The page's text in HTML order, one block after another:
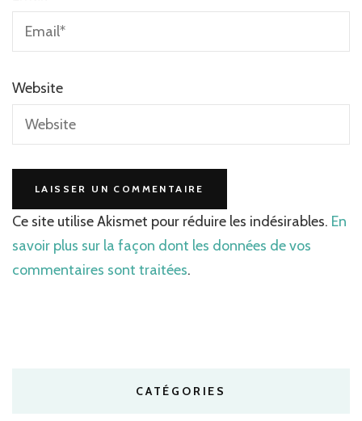
Website
Ce site utilise Akismet pour réduire les indésirables. En
savoir plus sur la façon dont les données de vos
commentaires sont traitées.
CATÉGORIES